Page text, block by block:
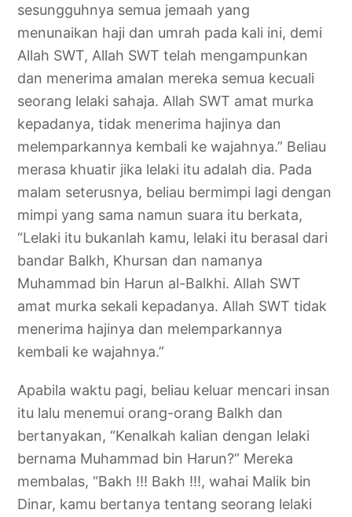
sesungguhnya semua jemaah yang
menunaikan haji dan umrah pada kali ini, demi
Allah SWT, Allah SWT telah mengampunkan
dan menerima amalan mereka semua kecuali
seorang lelaki sahaja. Allah SWT amat murka
kepadanya, tidak menerima hajinya dan
melemparkannya kembali ke wajahnya.” Beliau
merasa khuatir jika lelaki itu adalah dia. Pada
malam seterusnya, beliau bermimpi lagi dengan
mimpi yang sama namun suara itu berkata,
“Lelaki itu bukanlah kamu, lelaki itu berasal dari
bandar Balkh, Khursan dan namanya
Muhammad bin Harun al-Balkhi. Allah SWT
amat murka sekali kepadanya. Allah SWT tidak
menerima hajinya dan melemparkannya
kembali ke wajahnya.”
Apabila waktu pagi, beliau keluar mencari insan
itu lalu menemui orang-orang Balkh dan
bertanyakan, “Kenalkah kalian dengan lelaki
bernama Muhammad bin Harun?” Mereka
membalas, “Bakh !!! Bakh !!!, wahai Malik bin
Dinar, kamu bertanya tentang seorang lelaki